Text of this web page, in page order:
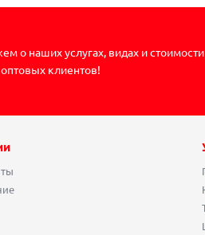
о наших услугах, видах и
клиентов!